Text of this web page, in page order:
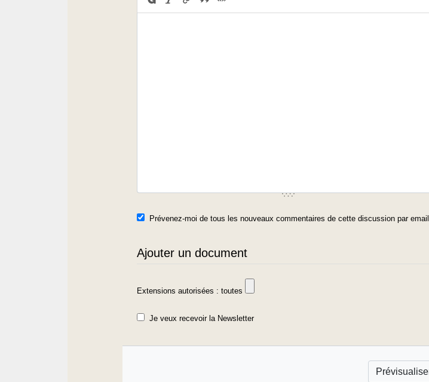
Prévenez-moi de tous les nouveaux commentaires de cette discussion par email
Ajouter un document
Extensions autorisées : toutes
Je veux recevoir la Newsletter